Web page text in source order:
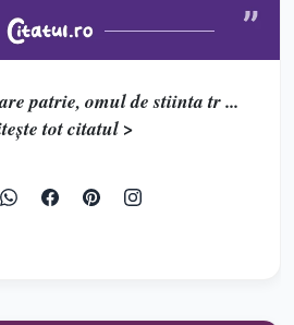
patrie, omul de stiinta tr ...
tot citatul >